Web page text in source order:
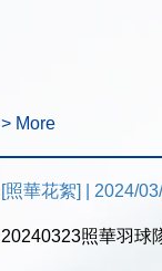
> More
[照華花絮] | 2024/
20240323照華羽球